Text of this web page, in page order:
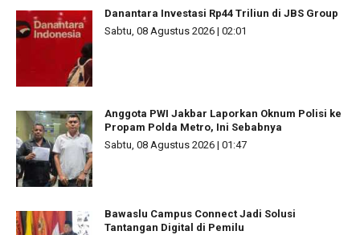
Danantara Investasi Rp44 Triliun di JBS Group
Sabtu, 08 Agustus 2026 | 02:01
Anggota PWI Jakbar Laporkan Oknum Polisi ke
Propam Polda Metro, Ini Sebabnya
Sabtu, 08 Agustus 2026 | 01:47
Bawaslu Campus Connect Jadi Solusi
Tantangan Digital di Pemilu